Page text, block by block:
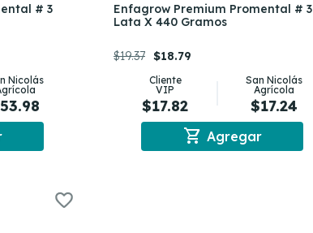
# 3
Nicolás
Enfagrow Premium Promental # 3
Lata X 440 Gramos
$19.37 $18.79
Cliente
VIP
$17.82
San Nicolás
Agrícola
$17.24
shopping_cart Agregar